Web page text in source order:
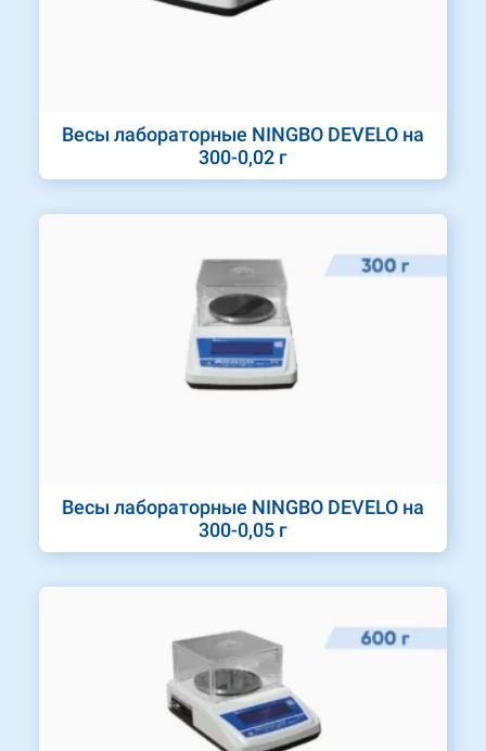
Весы лабораторные NINGBO DEVELO на
300-0,02 г
Весы лабораторные NINGBO DEVELO на
300-0,05 г